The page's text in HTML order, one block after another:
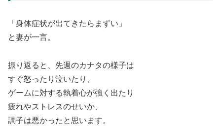
「身体症状が出てきたらまずい」
と妻が一言。
振り返ると、先週のカナタの様子は
すぐ怒ったり泣いたり、
ゲームに対する執着心が強く出たり
疲れやストレスのせいか、
調子は悪かったと思います。